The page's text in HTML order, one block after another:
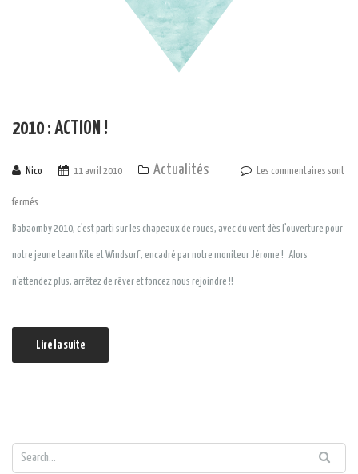
2010 : ACTION !
Nico 11 avril 2010 Actualités Les commentaires sont
fermés
Babaomby 2010, c’est parti sur les chapeaux de roues, avec du vent dès l’ouverture pour
notre jeune team Kite et Windsurf , encadré par notre moniteur Jérome ! Alors
n’attendez plus, arrêtez de rêver et foncez nous rejoindre !!
Lire la suite